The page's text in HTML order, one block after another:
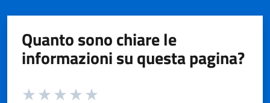
Quanto sono chiare le
informazioni su questa pagina?
Valuta da 1 a 5 stelle la pagina